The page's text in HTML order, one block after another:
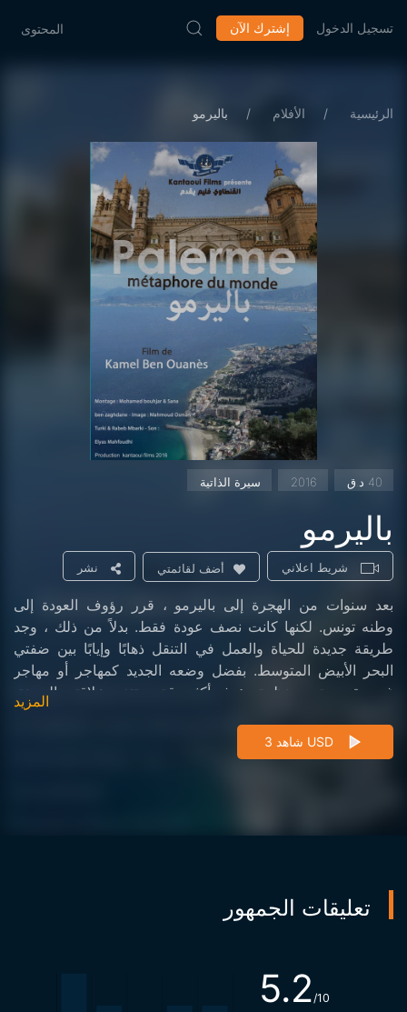
المحتوى إشترك الآن تسجيل الدخول
الرئيسية الأفلام باليرمو
2016 سيرة الذاتية
باليرمو
شريط اعلاني أضف لقائمتي نشر
بعد سنوات من الهجرة إلى باليرمو ، قرر رؤوف العودة إلى
وطنه تونس. لكنها كانت نصف عودة فقط. بدلاً من ذلك ، وجد
طريقة جديدة للحياة والعمل في التنقل ذهابًا وإيابًا بين ضفتي
البحر الأبيض المتوسط. بفضل وضعه الجديد كمهاجر أو مهاجر
غير مقيم ، تصبح نظرة رؤوف أكثر دقة ، وتتغير علاقته بالمدينة.
يصبح فضوليًا وحساسًا بألوان مدينة باليرمو وثراء تاريخها
وتناقضات نسيجها الحضري. لكن الأهم من ذلك ، أن المهاجر
ينظر إلى نفسه في المرآة أن وضع السكان المهاجرين في
المزيد
شاهد 3 USD
تعليقات الجمهور
5.2/10